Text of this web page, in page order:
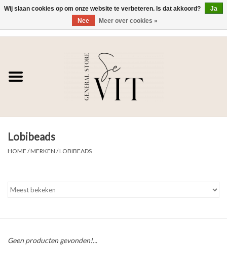
SE VIT
HEREN
SALE DAMES
Lobibeads
HOME /MERKEN /LOBIBEADS
Geen producten gevonden!...
Wij slaan cookies op om onze website te verbeteren. Is dat akkoord?
Ja
Nee
Meer over cookies »